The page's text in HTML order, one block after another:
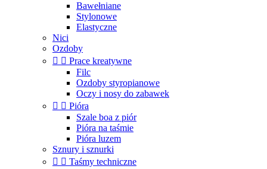
Bawełniane
Stylonowe
Elastyczne
Nici
Ozdoby
  Prace kreatywne
Filc
Ozdoby styropianowe
Oczy i nosy do zabawek
  Pióra
Szale boa z piór
Pióra na taśmie
Pióra luzem
Sznury i sznurki
  Taśmy techniczne